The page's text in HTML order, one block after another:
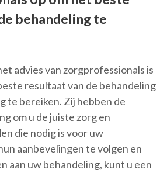
behandeling te
advies van zorgprofessionals is
resultaat van de behandeling
te bereiken. Zij hebben de
om u de juiste zorg en
die nodig is voor uw
aanbevelingen te volgen en
aan uw behandeling, kunt u een